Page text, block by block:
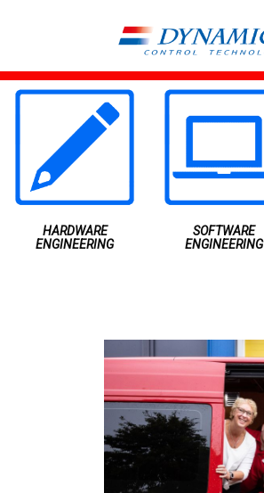
HARDWARE
ENGINEERING
SOFTWARE
ENGINEERING